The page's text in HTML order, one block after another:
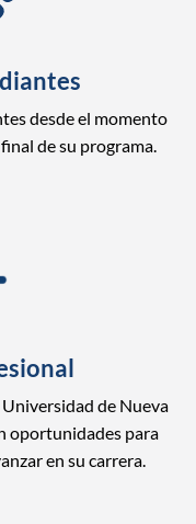
desde el momento
de su programa.
de Nueva
oportunidades para
en su carrera.